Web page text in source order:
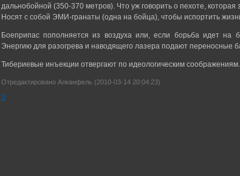
дальнобойной (350-370 метров). Что уж говорить о пехоте,
Носят с собой ЭМИ-гранаты (одна на бойца), чтобы испортить
Боеприпас пополняется из воздуха или, если борьба идет на
Энергию для разогрева и наводящего лазера подают переносные
Тибериевые инъекции отвергают по идеологическим соображениям.
Отредактировано Алканфель (2010-03-14 20:04:23)
0